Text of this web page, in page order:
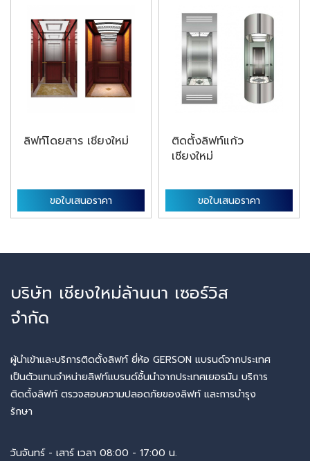
ลิฟท์โดยสาร เชียงใหม่
ขอใบเสนอราคา
ติดตั้งลิฟท์แก้ว
เชียงใหม่
ขอใบเสนอราคา
บริษัท เชียงใหม่ล้านนา เซอร์วิส
จำกัด
ผู้นำเข้าและบริการติดตั้งลิฟท์ ยี่ห้อ GERSON แบรนด์จากประเทศ
เป็นตัวแทนจำหน่ายลิฟท์แบรนด์ชั้นนำจากประเทศเยอรมัน บริการ
ติดตั้งลิฟท์ ตรวจสอบความปลอดภัยของลิฟท์ และการบำรุง
รักษา
วันจันทร์ - เสาร์ เวลา 08:00 - 17:00 น.